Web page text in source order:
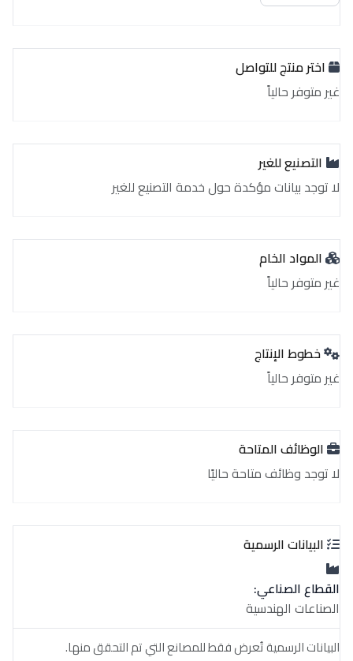
اختر منتج للتواصل
غير متوفر حالياً
التصنيع للغير
لا توجد بيانات مؤكدة حول خدمة التصنيع للغير
المواد الخام
غير متوفر حالياً
خطوط الإنتاج
غير متوفر حالياً
الوظائف المتاحة
لا توجد وظائف متاحة حاليًا
البيانات الرسمية
القطاع الصناعي:
الصناعات الهندسية
البيانات الرسمية تُعرض فقط للمصانع التي تم التحقق منها.